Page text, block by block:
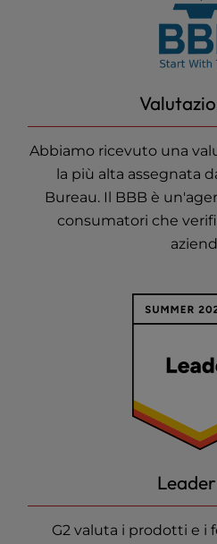
Abbiamo ricevuto una
la più alta assegnata
Bureau. Il BBB è
consumatori che
G2 valuta i prodotti e i